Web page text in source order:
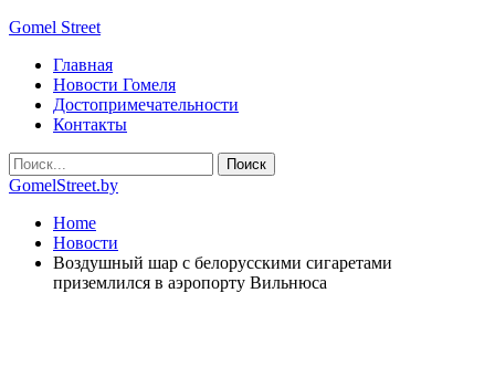
Gomel Street
Главная
Новости Гомеля
Достопримечательности
Контакты
GomelStreet.by
Home
Новости
Воздушный шар с белорусскими сигаретами
приземлился в аэропорту Вильнюса